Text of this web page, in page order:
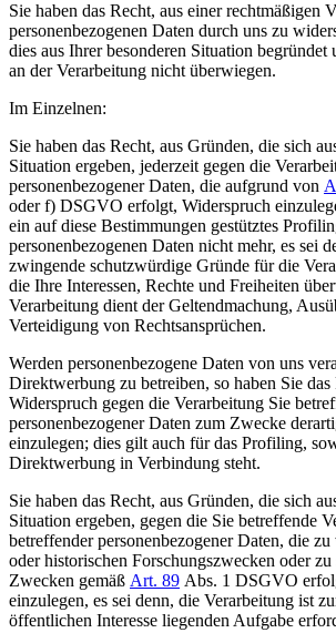
Sie haben das Recht, aus einer rechtmäßigen
personenbezogenen Daten durch uns zu
dies aus Ihrer besonderen Situation begründet
an der Verarbeitung nicht überwiegen.
Im Einzelnen:
Sie haben das Recht, aus Gründen, die sich
Situation ergeben, jederzeit gegen die
personenbezogener Daten, die aufgrund von
oder f) DSGVO erfolgt, Widerspruch
ein auf diese Bestimmungen gestütztes
personenbezogenen Daten nicht mehr, es sei
zwingende schutzwürdige Gründe für die
die Ihre Interessen, Rechte und Freiheiten
Verarbeitung dient der Geltendmachung,
Verteidigung von Rechtsansprüchen.
Werden personenbezogene Daten von uns
Direktwerbung zu betreiben, so haben Sie das
Widerspruch gegen die Verarbeitung Sie
personenbezogener Daten zum Zwecke
einzulegen; dies gilt auch für das Profiling,
Direktwerbung in Verbindung steht.
Sie haben das Recht, aus Gründen, die sich
Situation ergeben, gegen die Sie betreffende
betreffender personenbezogener Daten, die
oder historischen Forschungszwecken oder zu
Zwecken gemäß Art. 89 Abs. 1 DSGVO
einzulegen, es sei denn, die Verarbeitung ist
öffentlichen Interesse liegenden Aufgabe